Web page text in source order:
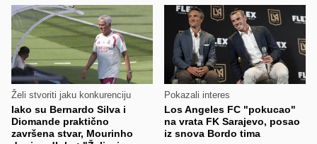
Želi stvoriti jaku konkurenciju
Iako su Bernardo Silva i
Diomande praktično
završena stvar, Mourinho
Pokazali interes
Los Angeles FC "pokucao"
na vrata FK Sarajevo, posao
iz snova Bordo tima